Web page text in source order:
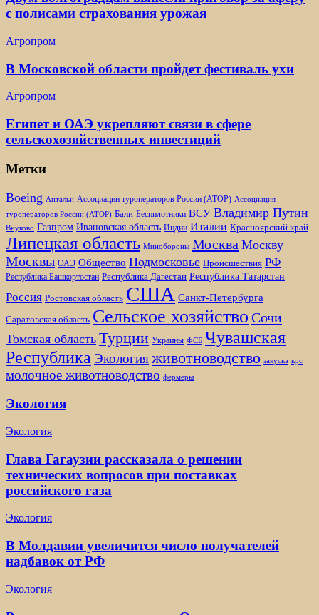
с полисами страхования урожая
Агропром
В Московской области пройдет фестиваль ухи
Агропром
Египет и ОАЭ укрепляют связи в сфере
сельскохозяйственных инвестиций
Метки
Boeing Антальи Ассоциации туроператоров России (АТОР) Ассоциация
туроператоров России (АТОР) Бали Беспилотники ВСУ Владимир Путин
Внуково Газпром Ивановская область Индии Италии Красноярский край
Липецкая область Минобороны Москва Москву
Москвы ОАЭ Общество Подмосковье Происшествия РФ
Республика Башкортостан Республика Дагестан Республика Татарстан
Россия Ростовская область США Санкт-Петербурга
Саратовская область Сельское хозяйство Сочи
Томская область Турции Украины ФСБ Чувашская
Республика Экологияживотноводство закуска крс
молочное животноводство фермеры
Экология
Экология
Глава Гагаузии рассказала о решении
технических вопросов при поставках
российского газа
Экология
В Молдавии увеличится число получателей
надбавок от РФ
Экология